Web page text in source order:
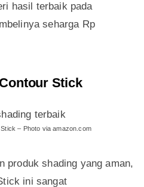
hasil terbaik pada
seharga Rp
Stick
Stick – Photo via amazon.com
produk shading yang aman,
ini sangat